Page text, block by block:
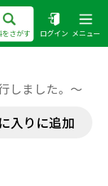
をさがす ログイン メニュー
しました。～
入りに追加